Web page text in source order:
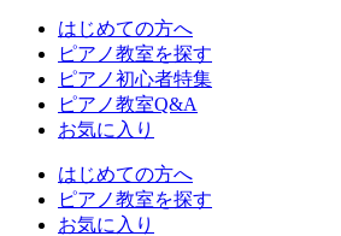
はじめての方へ
ピアノ教室を探す
ピアノ初心者特集
ピアノ教室Q&A
お気に入り
はじめての方へ
ピアノ教室を探す
お気に入り